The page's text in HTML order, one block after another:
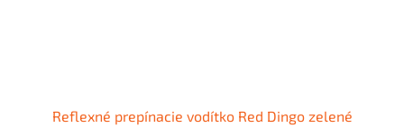
Reflexné prepínacie vodítko Red Dingo zelené